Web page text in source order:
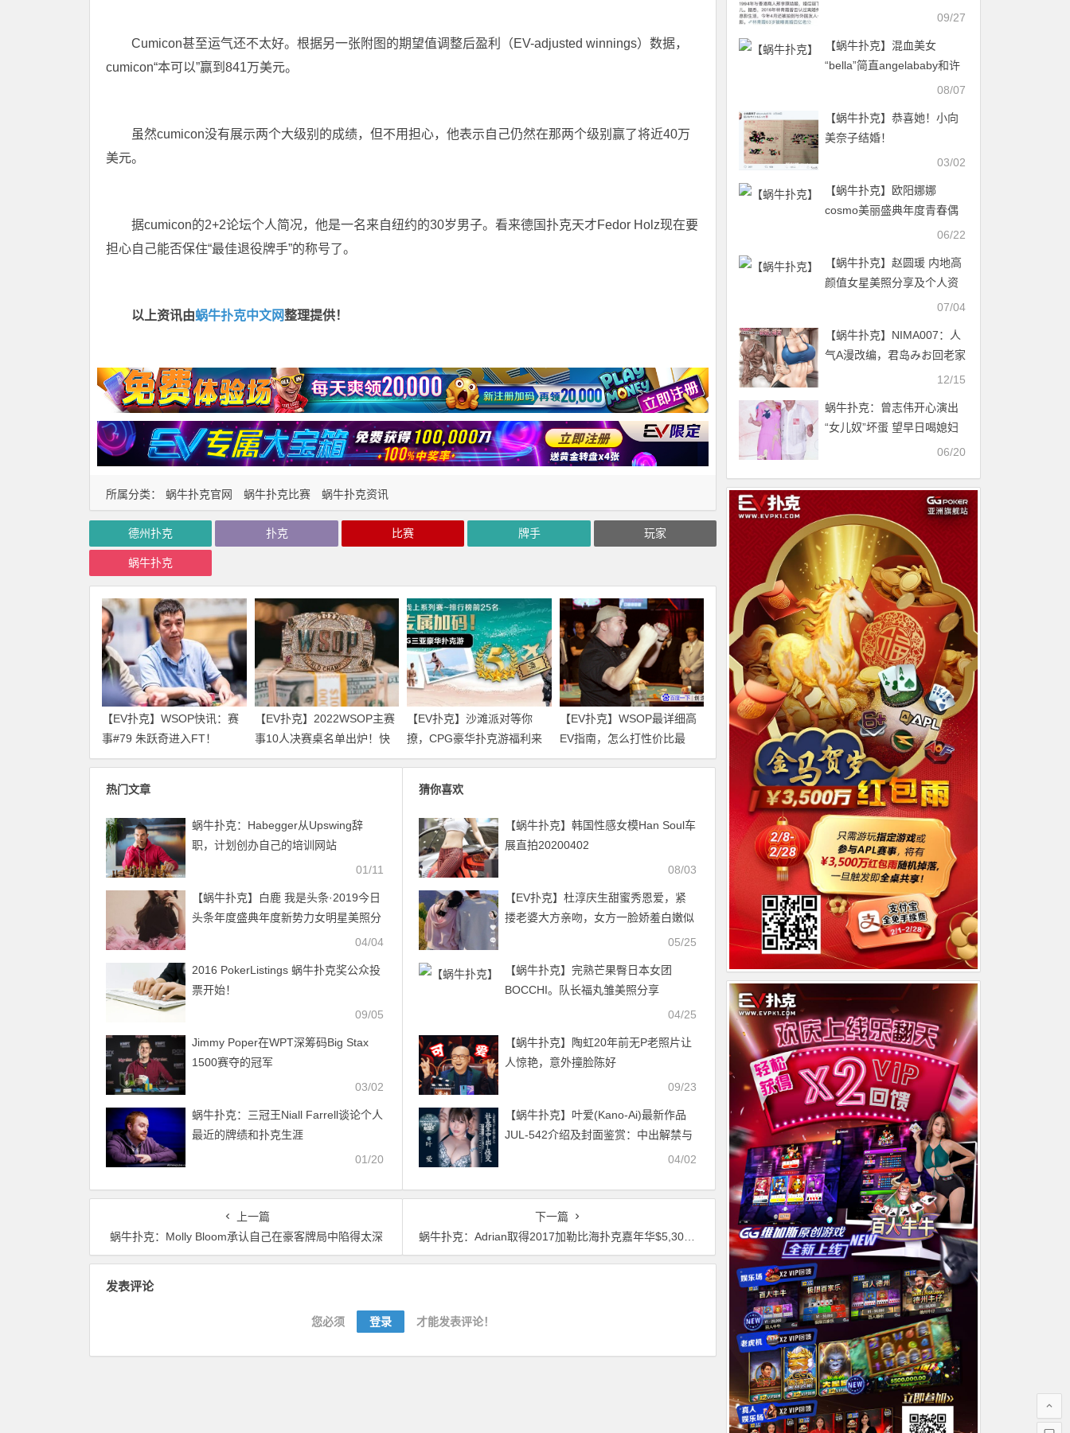
所属分类： 蜗牛扑克官网 蜗牛扑克比赛 蜗牛扑克资讯
Cumicon甚至运气还不太好。根据另一张附图的期望值调整后盈利（EV-adjusted winnings）数据，
cumicon“本可以”赢到841万美元。
虽然cumicon没有展示两个大级别的成绩，但不用担心，他表示自己仍然在那两个级别赢了将近40万
美元。
据cumicon的2+2论坛个人简况，他是一名来自纽约的30岁男子。看来德国扑克天才Fedor Holz现在要
担心自己能否保住“最佳退役牌手”的称号了。
以上资讯由蜗牛扑克中文网整理提供！
德州扑克 扑克 比赛 牌手 玩家
蜗牛扑克
【EV扑克】WSOP快讯：赛
事#79 朱跃奇进入FT！
WSOP感恩庆、直通车热闹
【EV扑克】2022WSOP主赛
事10人决赛桌名单出炉！快
来围观！
【EV扑克】沙滩派对等你
撩，CPG豪华扑克游福利来
袭｜WSOP金手链免费赛天
【EV扑克】WSOP最详细高
EV指南，怎么打性价比最
高？都帮你整理好了！
热门文章
蜗牛扑克：Habegger从Upswing辞
职，计划创办自己的培训网站
01/11
【蜗牛扑克】白鹿 我是头条·2019今日
头条年度盛典年度新势力女明星美照分
04/04
2016 PokerListings 蜗牛扑克奖公众投
票开始！
09/05
Jimmy Poper在WPT深筹码Big Stax
1500赛夺的冠军
03/02
蜗牛扑克：三冠王Niall Farrell谈论个人
最近的牌绩和扑克生涯
01/20
猜你喜欢
【蜗牛扑克】韩国性感女模Han Soul车
展直拍20200402
08/03
【EV扑克】杜淳庆生甜蜜秀恩爱，紧
搂老婆大方亲吻，女方一脸娇羞白嫩似
05/25
【蜗牛扑克】完熟芒果臀日本女团
BOCCHI。队长福丸雏美照分享
04/25
【蜗牛扑克】陶虹20年前无P老照片让
人惊艳，意外撞脸陈好
09/23
【蜗牛扑克】叶爱(Kano-Ai)最新作品
JUL-542介绍及封面鉴赏：中出解禁与
04/02
上一篇
蜗牛扑克：Molly Bloom承认自己在豪客牌局中陷得太深
下一篇
蜗牛扑克：Adrian取得2017加勒比海扑克嘉年华$5,300百万赛事冠军
发表评论
您必须 登录 才能发表评论！
09/27
【蜗牛扑克】混血美女
“bella”简直angelababy和许
路儿的综合版完美身材惹人
08/07
【蜗牛扑克】恭喜她！小向
美奈子结婚！
03/02
【蜗牛扑克】欧阳娜娜
cosmo美丽盛典年度青春偶
06/22
【蜗牛扑克】赵圆瑗 内地高
颜值女星美照分享及个人资
07/04
【蜗牛扑克】NIMA007：人
气A漫改编，君岛みお回老家
帮隔壁老爷爷做饭 却意外坠
12/15
蜗牛扑克：曾志伟开心演出
“女儿奴”坏蛋 望早日喝媳妇
06/20